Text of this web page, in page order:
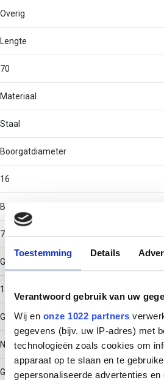
Toestemming Details
Verantwoord gebruik van uw
Wij en onze 1022 partners
gegevens (bijv. uw IP-adres) met
technologieën zoals cookies om
apparaat op te slaan en te
gepersonaliseerde advertenties
Overig
Lengte
70
Materiaal
Staal
Boorgatdiameter
16
Boorgatdiepte
70
Geschikt voor schroefdiameter
10 - 10
Geschikt voor gasbeton
Nee
Geschikt voor houtdraadbout